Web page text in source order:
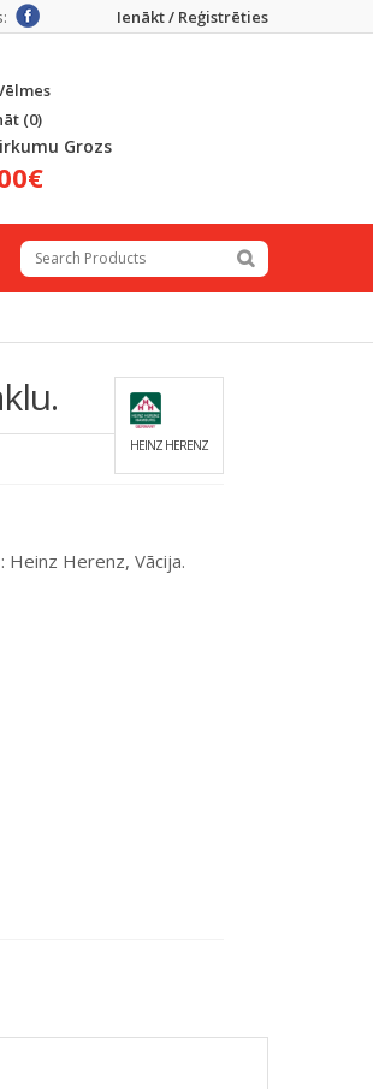
Ienākt / Reģistrēties
(0)
Grozs
HEINZ HERENZ
Heinz Herenz, Vācija.